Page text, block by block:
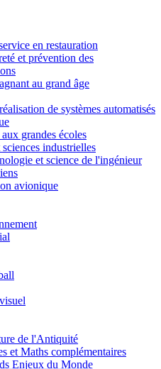
en restauration
et prévention des
au grand âge
de systèmes automatisés
grandes écoles
industrielles
et science de l'ingénieur
avionique
de l'Antiquité
et Maths complémentaires
Enjeux du Monde